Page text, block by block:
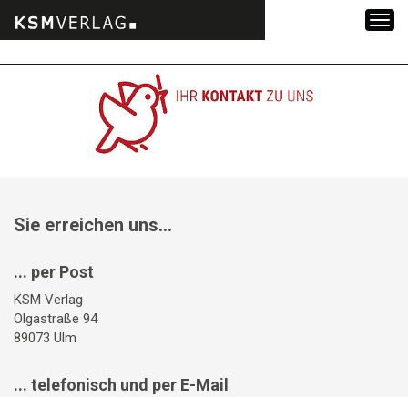
Sie erreichen uns...
... per Post
KSM Verlag
Olgastraße 94
89073 Ulm
... telefonisch und per E-Mail